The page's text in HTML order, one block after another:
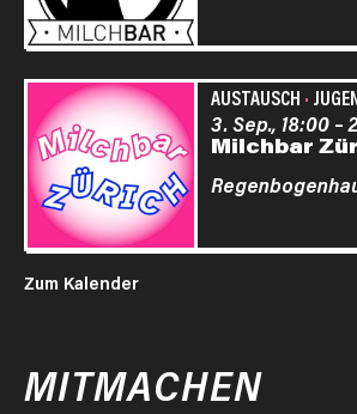
AUSTAUSCH ·
Milchbar
3. Sep., 18:00–
Zum Kalender
MITMACHEN